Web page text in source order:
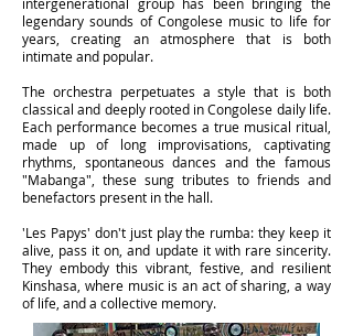
legendary sounds of Congolese music to life for
years, creating an atmosphere that is both
intimate and popular.
The orchestra perpetuates a style that is both
classical and deeply rooted in Congolese daily life.
Each performance becomes a true musical ritual,
made up of long improvisations, captivating
rhythms, spontaneous dances and the famous
"Mabanga", these sung tributes to friends and
benefactors present in the hall.
'Les Papys' don't just play the rumba: they keep it
alive, pass it on, and update it with rare sincerity.
They embody this vibrant, festive, and resilient
Kinshasa, where music is an act of sharing, a way
of life, and a collective memory.